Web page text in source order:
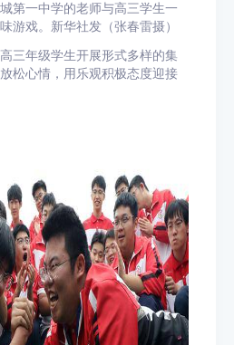
第一中学的老师与高三学生一
游戏。新华社发（张春雷摄）
三年级学生开展形式多样的集
松心情，用乐观积极态度迎接